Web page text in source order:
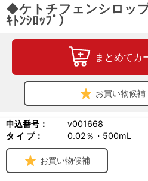
◆ケトチフェンシロッ
ｷﾄﾝｼﾛｯﾌﾟ）
まとめてカ
お買い物候補
申込番号：
v001668
タ イ プ：
0.02％・500mL
お買い物候補